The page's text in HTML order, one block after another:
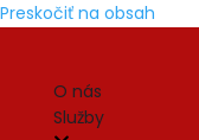
Preskočiť na obsah
O nás
Služby